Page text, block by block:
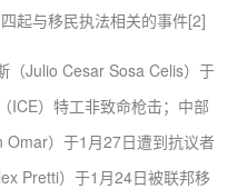
起与移民执法相关的事件[2]
（Julio Cesar Sosa Celis）于
ICE）特工非致命枪击；中部
Omar）于1月27日遭到抗议者
Pretti）于1月24日被联邦移